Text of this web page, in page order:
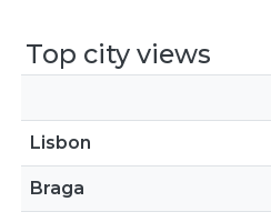
Top city views
Lisbon
Braga